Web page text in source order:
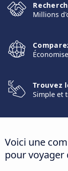
Millions
Trouvez
Simple et
Voici une
pour voyager